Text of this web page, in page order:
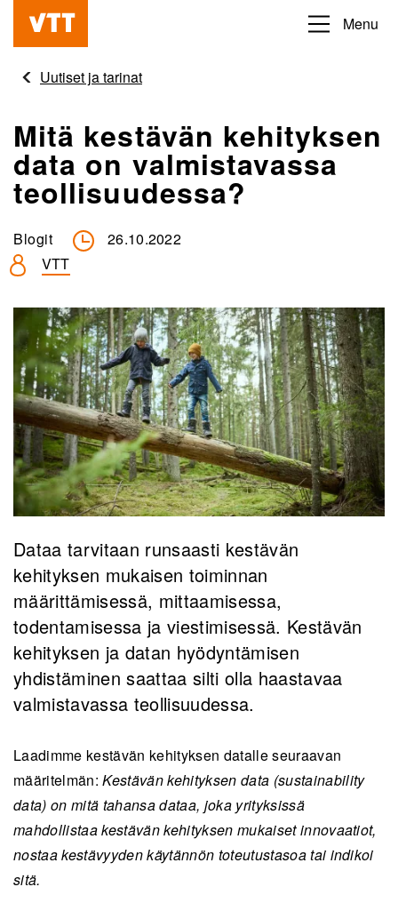
Hyppää
pääsisältöön
Beyond
obvious
Menu
Uutiset ja tarinat
Mitä kestävän kehityksen
data on valmistavassa
teollisuudessa?
Blogit
26.10.2022
VTT
Dataa tarvitaan runsaasti kestävän
kehityksen mukaisen toiminnan
määrittämisessä, mittaamisessa,
todentamisessa ja viestimisessä. Kestävän
kehityksen ja datan hyödyntämisen
yhdistäminen saattaa silti olla haastavaa
valmistavassa teollisuudessa.
Laadimme kestävän kehityksen datalle seuraavan
määritelmän:Kestävän kehityksen data (sustainability
data) on mitä tahansa dataa, joka yrityksissä
mahdollistaa kestävän kehityksen mukaiset innovaatiot,
nostaa kestävyyden käytännön toteutustasoa tai indikoi
sitä.